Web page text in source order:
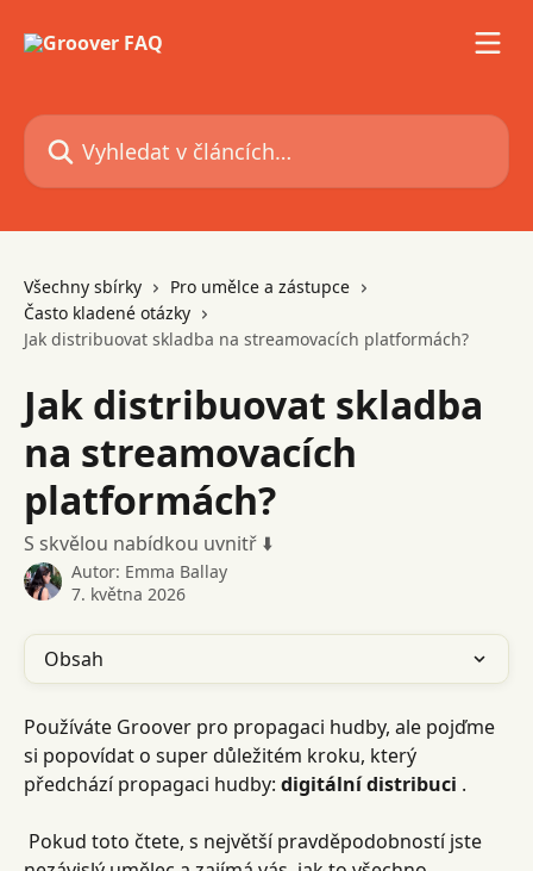
Vyhledat v článcích…
Všechny sbírky
Pro umělce a zástupce
Často kladené otázky
Jak distribuovat skladba na streamovacích platformách?
Jak distribuovat skladba
na streamovacích
platformách?
S skvělou nabídkou uvnitř ⬇️
Autor: Emma Ballay
7. května 2026
Obsah
Používáte Groover pro propagaci hudby, ale pojďme
si popovídat o super důležitém kroku, který
předchází propagaci hudby: digitální distribuci .